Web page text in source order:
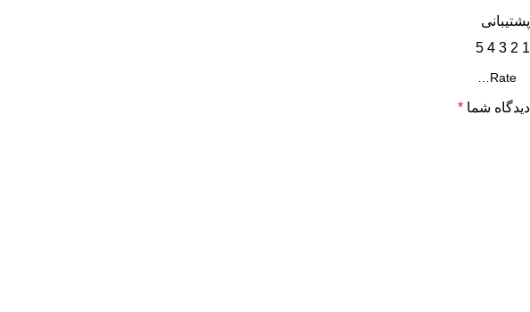
پشتیبانی
1
2
3
4
5
دیدگاه شما *